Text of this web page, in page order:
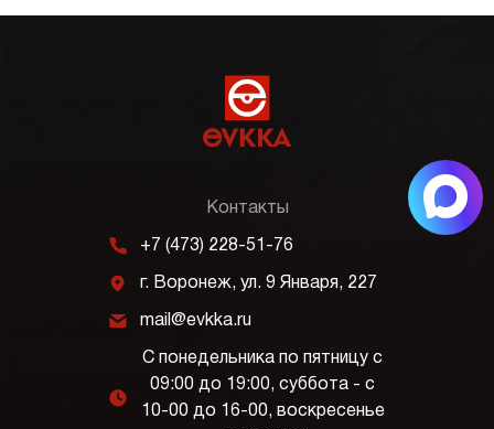
Контакты
m +7 (473) 228-51-76
j г. Воронеж, ул. 9 Января, 227
k mail@evkka.ru
l
С понедельника по пятницу с
09:00 до 19:00, суббота - с
10-00 до 16-00, воскресенье